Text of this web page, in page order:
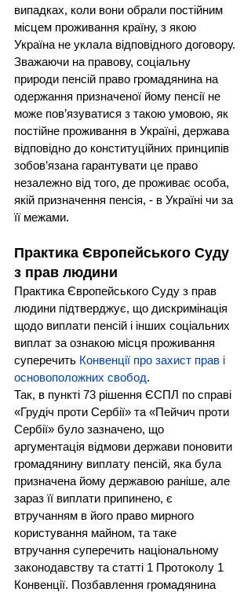
випадках, коли вони обрали постійним
місцем проживання країну, з якою
Україна не уклала відповідного договору.
Зважаючи на правову, соціальну
природи пенсій право громадянина на
одержання призначеної йому пенсії не
може пов’язуватися з такою умовою, як
постійне проживання в Україні, держава
відповідно до конституційних принципів
зобов’язана гарантувати це право
незалежно від того, де проживає особа,
якій призначення пенсія, - в Україні чи за
її межами.
Практика Європейського Суду
з прав людини
Практика Європейського Суду з прав
людини підтверджує, що дискримінація
щодо виплати пенсій і інших соціальних
виплат за ознакою місця проживання
суперечить Конвенції про захист прав і
основоположних свобод.
Так, в пункті 73 рішення ЄСПЛ по справі
«Грудіч проти Сербії» та «Пейчич проти
Сербії» було зазначено, що
аргументація відмови держави поновити
громадянину виплату пенсій, яка була
призначена йому державою раніше, але
зараз її виплати припинено, є
втручанням в його право мирного
користування майном, та таке
втручання суперечить національному
законодавству та статті 1 Протоколу 1
Конвенції. Позбавлення громадянина